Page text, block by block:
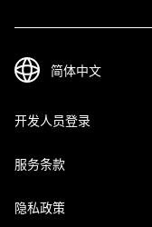
开发人员登录
服务条款
隐私政策